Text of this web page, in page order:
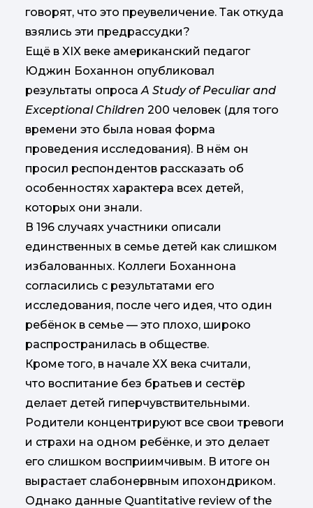
говорят, что это преувеличение. Так откуда
взялись эти предрассудки?
Ещё в XIX веке американский педагог
Юджин Боханнон опубликовал
результаты опросаA Study of Peculiar and
Exceptional Children 200 человек (для того
времени это была новая форма
проведения исследования). В нём он
просил респондентов рассказать об
особенностях характера всех детей,
которых они знали.
В 196 случаях участники описали
единственных в семье детей как слишком
избалованных. Коллеги Боханнона
согласились с результатами его
исследования, после чего идея, что один
ребёнок в семье — это плохо, широко
распространилась в обществе.
Кроме того, в начале ХХ века считали,
что воспитание без братьев и сестёр
делает детей гиперчувствительными.
Родители концентрируют все свои тревоги
и страхи на одном ребёнке, и это делает
его слишком восприимчивым. В итоге он
вырастает слабонервным ипохондриком.
Однако данные Quantitative review of the